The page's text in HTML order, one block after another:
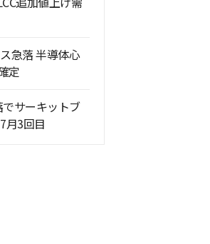
急落 半導体心
定
でサーキットブ
月3回目